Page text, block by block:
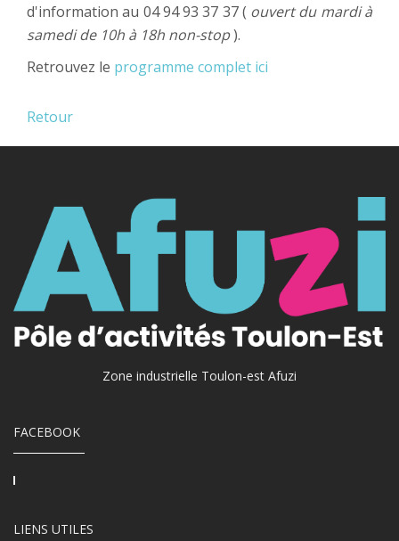
d'information au 04 94 93 37 37 ( ouvert du mardi à
samedi de 10h à 18h non-stop).
Retrouvez le programme complet ici
Retour
Zone industrielle Toulon-est Afuzi
FACEBOOK
LIENS UTILES